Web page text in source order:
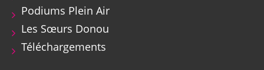
Podiums Plein Air
Les Sœurs Donou
Téléchargements